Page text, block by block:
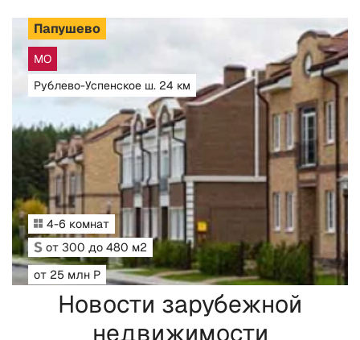
Папушево
МО
Рублево-Успенское ш. 24 км
4-6 комнат
от 300 до 480 м2
от 25 млн Р
Новости зарубежной
недвижимости